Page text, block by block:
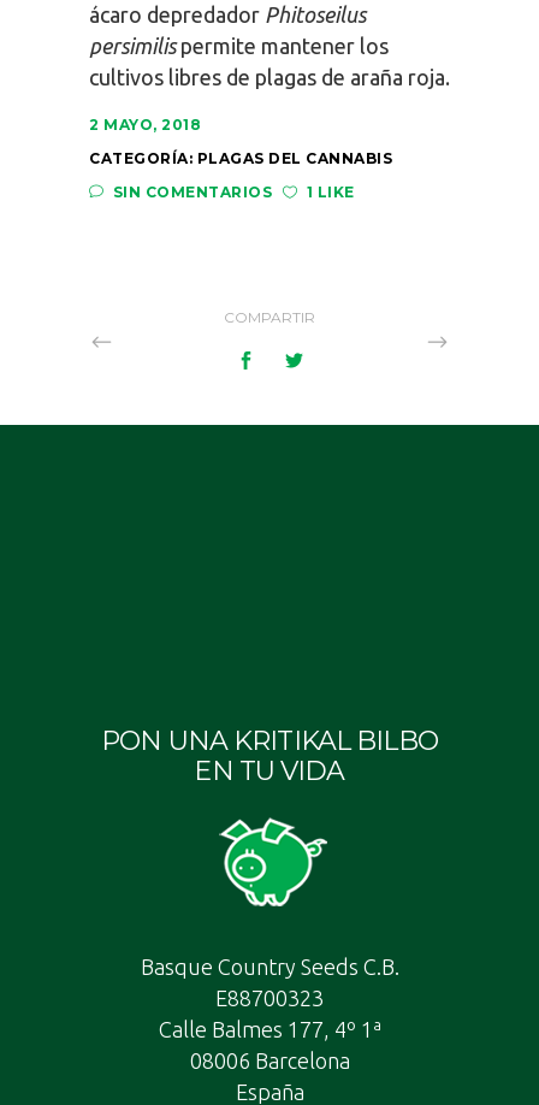
ácaro depredador Phitoseilus
persimilispermite mantener los
cultivos libres de plagas de araña roja.
2 MAYO, 2018
CATEGORÍA: PLAGAS DEL CANNABIS
SIN COMENTARIOS
1 LIKE
COMPARTIR
PON UNA KRITIKAL BILBO
EN TU VIDA
Basque Country Seeds C.B.
E88700323
Calle Balmes 177, 4º 1ª
08006 Barcelona
España